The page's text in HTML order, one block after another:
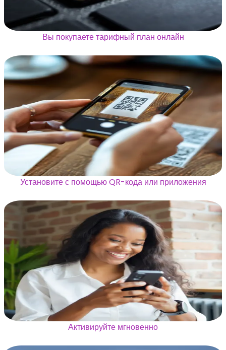
Вы покупаете тарифный план онлайн
Установите с помощью QR-кода или приложения
Активируйте мгновенно